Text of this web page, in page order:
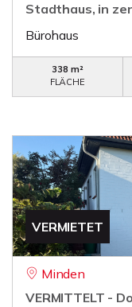
Stadthaus, in
Bürohaus
338 m²
FLÄCHE
VERMIETET
Minden
VERMITTELT -